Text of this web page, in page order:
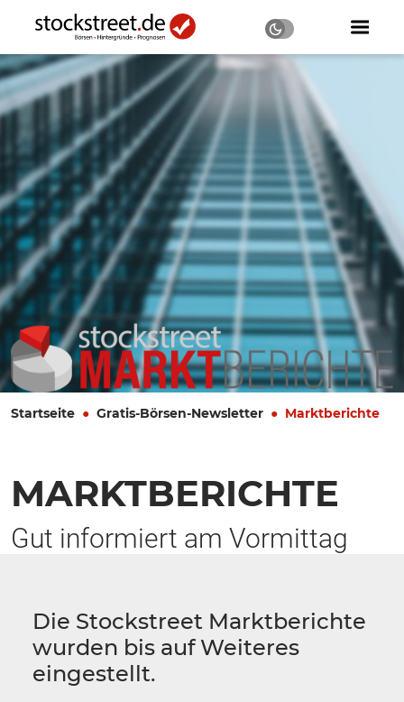
Startseite Gratis-Börsen-Newsletter Marktberichte
MARKTBERICHTE
Gut informiert am Vormittag
Die Stockstreet Marktberichte
wurden bis auf Weiteres
eingestellt.